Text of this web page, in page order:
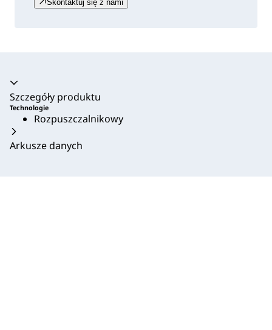
Skontaktuj się z nami
Akordeon zwinięty
Szczegóły produktu
Technologie
Rozpuszczalnikowy
Arkusze danych